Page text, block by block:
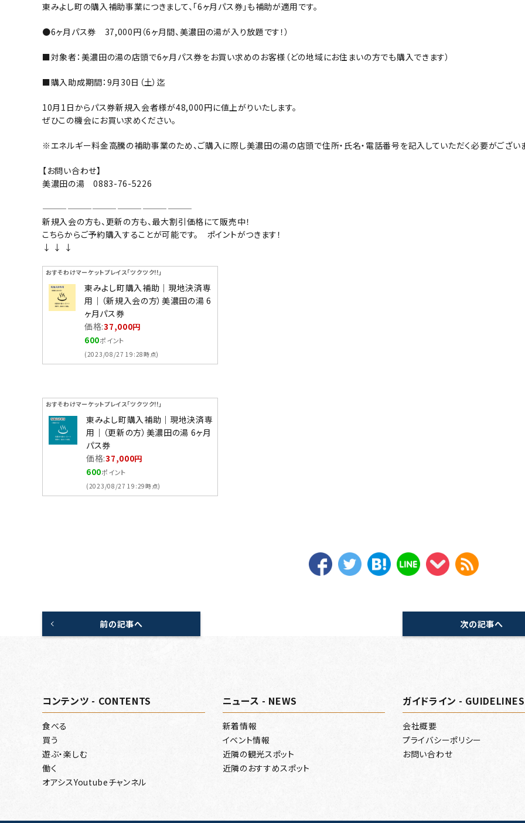
東みよし町の購入補助事業につきまして、「6ヶ月パス券」も補助が適用です。
●6ヶ月パス券 37,000円（6ヶ月間、美濃田の湯が入り放題です！）
■対象者：美濃田の湯の店頭で6ヶ月パス券をお買い求めのお客様（どの地域にお住まいの方でも購入できます）
■購入助成期間：9月30日（土）迄
10月1日からパス券新規入会者様が48,000円に値上がりいたします。
ぜひこの機会にお買い求めください。
※エネルギー料金高騰の補助事業のため、ご購入に際し美濃田の湯の店頭で住所・氏名・電話番号を記入していただく必要がござい
【お問い合わせ】
美濃田の湯 0883-76-5226
——————————————————
新規入会の方も、更新の方も、最大割引価格にて販売中！
こちらからご予約購入することが可能です。 ポイントがつきます！
↓ ↓ ↓
おすそわけマーケットプレイス「ツクツク!!」
東みよし町購入補助｜現地決済専
用｜（新規入会の方）美濃田の湯 6
ヶ月パス券
価格:37,000円
600ポイント
(2023/08/27 19:28時点)
おすそわけマーケットプレイス「ツクツク!!」
東みよし町購入補助｜現地決済専
用｜（更新の方）美濃田の湯 6ヶ月
パス券
価格:37,000円
600ポイント
(2023/08/27 19:29時点)
前の記事へ 次の記事へ
コンテンツ - CONTENTS
食べる
買う
遊ぶ・楽しむ
働く
オアシスYoutubeチャンネル
ニュース - NEWS
新着情報
イベント情報
近隣の観光スポット
近隣のおすすめスポット
ガイドライン - GUIDELINES
会社概要
プライバシーポリシー
お問い合わせ